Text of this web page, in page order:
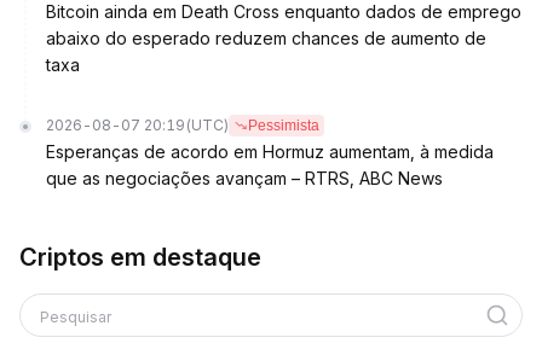
Bitcoin ainda em Death Cross enquanto dados de emprego
abaixo do esperado reduzem chances de aumento de
taxa
2026-08-07 20:19 (UTC) Pessimista
Esperanças de acordo em Hormuz aumentam, à medida
que as negociações avançam – RTRS, ABC News
Criptos em destaque
Pesquisar